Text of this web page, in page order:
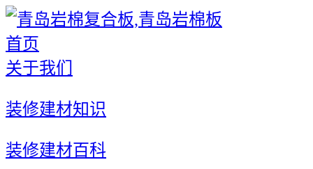
首页
关于我们
装修建材知识
装修建材百科